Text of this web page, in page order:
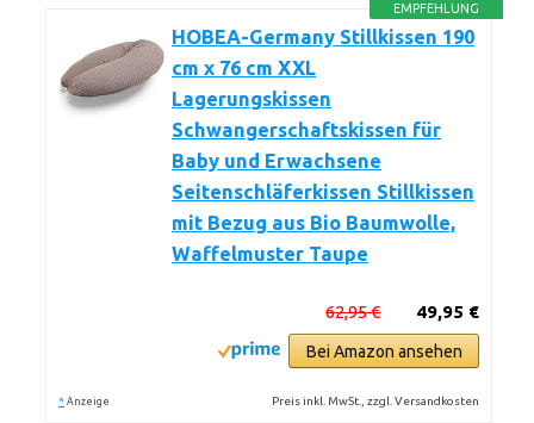
EMPFEHLUNG
HOBEA-Germany Stillkissen 190
cm x 76 cm XXL
Lagerungskissen
Schwangerschaftskissen für
Baby und Erwachsene
Seitenschläferkissen Stillkissen
mit Bezug aus Bio Baumwolle,
Waffelmuster Taupe
49,95 €
62,95 €
Bei Amazon ansehen
* Anzeige Preis inkl. MwSt., zzgl. Versandkosten